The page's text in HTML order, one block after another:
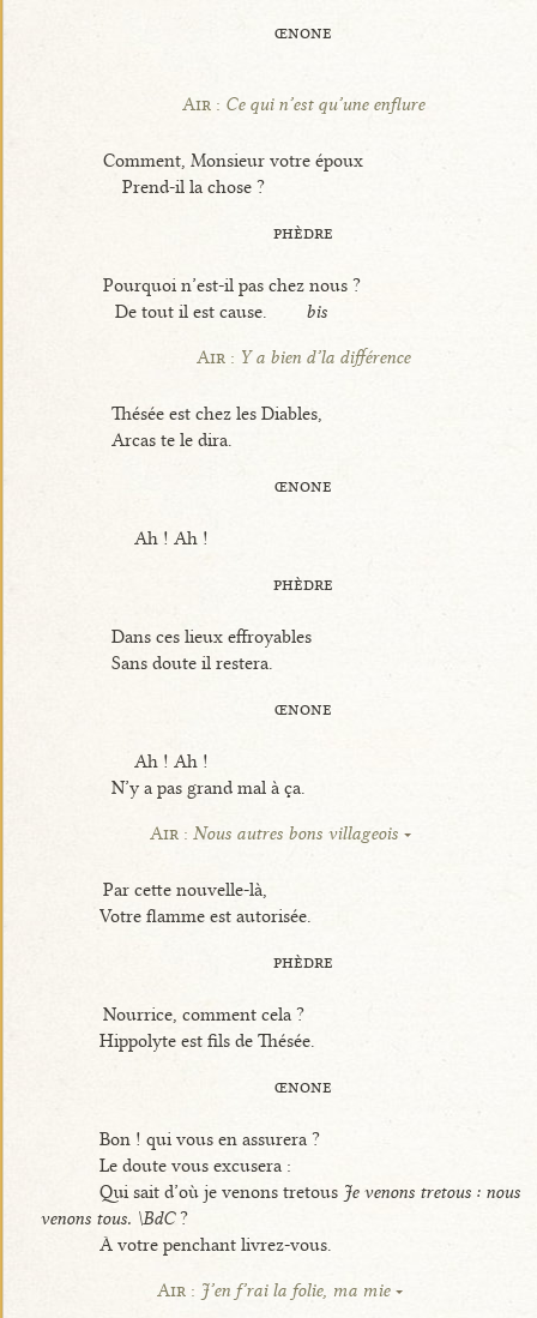
œnone
Air : Ce qui n’est qu’une enflure
Comment, Monsieur votre époux
Prend-il la chose ?
phèdre
Pourquoi n’est-il pas chez nous ?
De tout il est cause.
bis
Air : Y a bien d’la différence
Thésée est chez les Diables,
Arcas te le dira.
œnone
Ah ! Ah !
phèdre
Dans ces lieux effroyables
Sans doute il restera.
œnone
Ah ! Ah !
N’y a pas grand mal à ça.
Air : Nous autres bons villageois
Par cette nouvelle-là,
Votre flamme est autorisée.
phèdre
Nourrice, comment cela ?
Hippolyte est fils de Thésée.
œnone
Bon ! qui vous en assurera ?
Le doute vous excusera :
Qui sait d’où je venons tretous Je venons tretous : nous
venons tous. \BdC?
À votre penchant livrez-vous.
Air : J’en f’rai la folie, ma mie